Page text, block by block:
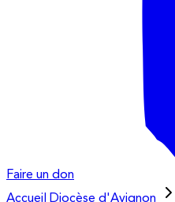
Faire un don
Accueil
Diocèse d'Avignon